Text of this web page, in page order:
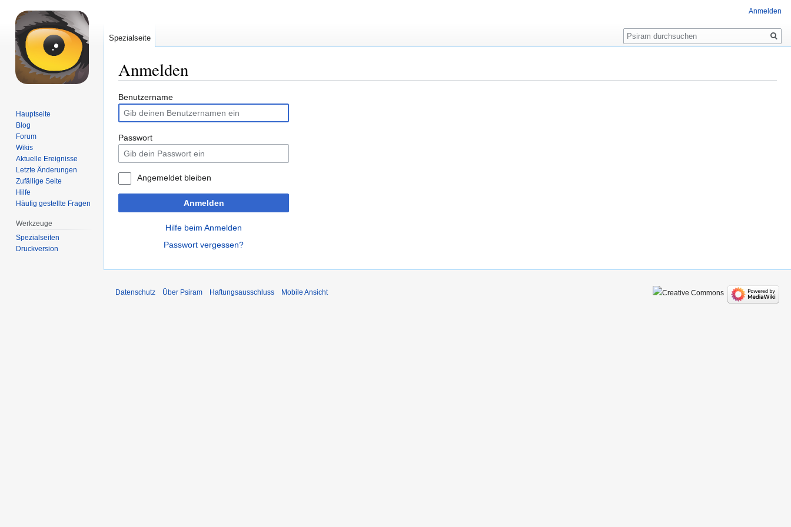
Anmelden
Zur
Navigation
springen
Zur
Suche
springen
Benutzername
Passwort
Angemeldet bleiben
Anmelden
Hilfe beim Anmelden
Passwort vergessen?
Anmelden
Spezialseite
Suche
Hauptseite
Blog
Forum
Wikis
Aktuelle Ereignisse
Letzte Änderungen
Zufällige Seite
Hilfe
Häufig gestellte Fragen
Werkzeuge
Spezialseiten
Druckversion
Datenschutz Über Psiram Haftungsausschluss Mobile Ansicht